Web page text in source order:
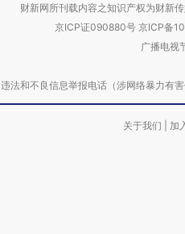
财新网所刊载内容之知识产权为财新
京ICP证090880号 京ICP备
广播电视
违法和不良信息举报电话（涉网络暴力
关于我们 加